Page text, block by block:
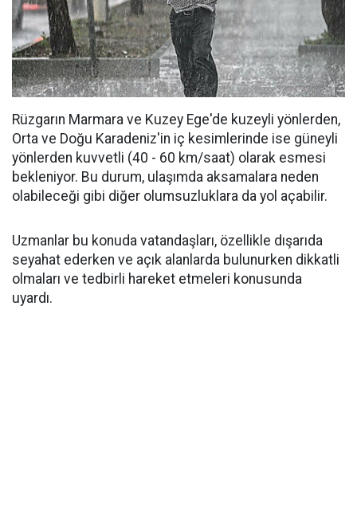
Rüzgarın Marmara ve Kuzey Ege'de kuzeyli yönlerden,
Orta ve Doğu Karadeniz'in iç kesimlerinde ise güneyli
yönlerden kuvvetli (40 - 60 km/saat) olarak esmesi
bekleniyor. Bu durum, ulaşımda aksamalara neden
olabileceği gibi diğer olumsuzluklara da yol açabilir.
Uzmanlar bu konuda vatandaşları, özellikle dışarıda
seyahat ederken ve açık alanlarda bulunurken dikkatli
olmaları ve tedbirli hareket etmeleri konusunda
uyardı.